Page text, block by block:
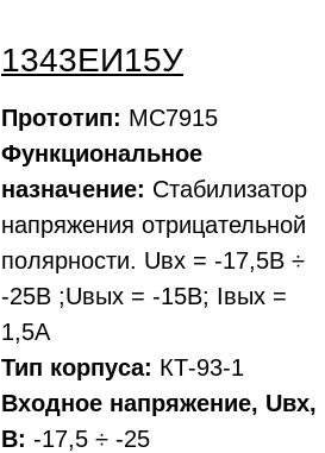
1343ЕИ15У
Прототип: MC7915
Функциональное
назначение: Стабилизатор
напряжения отрицательной
полярности. Uвх = -17,5В ÷
-25В ;Uвых = -15В; Iвых =
1,5А
Тип корпуса: КТ-93-1
Входное напряжение, Uвх,
В: -17,5 ÷ -25